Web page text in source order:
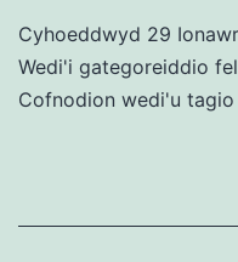
Gymraeg:
creu,
rhannu
Cyhoeddwyd 29
Wedi'i gategoreiddio fel
Cofnodion wedi'u tagio